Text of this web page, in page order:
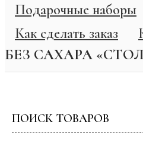
Подарочные наборы
Как сделать заказ
БЕЗ САХАРА
ПОИСК ТОВАРОВ